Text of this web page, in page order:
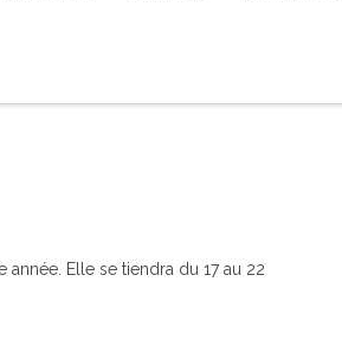
Elle se tiendra du 17 au 22